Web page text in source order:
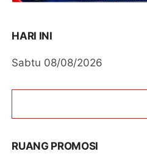
HARI INI
Sabtu 08/08/2026
RUANG PROMOSI